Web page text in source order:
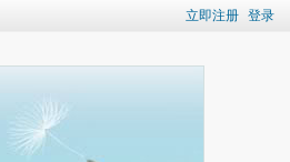
立即注册 登录